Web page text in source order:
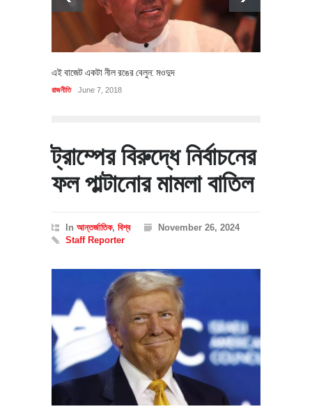
এই বাজেট একটা নীল রঙের বেলুন: মওদুদ
রাজনীতি June 7, 2018
ট্রাম্পের বিরুদ্ধে নির্বাচনের
ফল পাল্টানোর মামলা বাতিল
In আন্তর্জাতিক, বিশ্ব
November 26, 2024
Staff Reporter